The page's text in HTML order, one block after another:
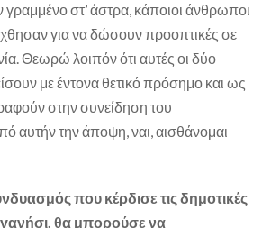
γραμμένο στ’ άστρα, κάποιοι άνθρωποι
για να δώσουν προοπτικές σε
Θεωρώ λοιπόν ότι αυτές οι δύο
με έντονα θετικό πρόσημο και ως
στην συνείδηση του
αυτήν την άποψη, ναι, αισθάνομαι
που κέρδισε τις δημοτικές
θα μπορούσε να